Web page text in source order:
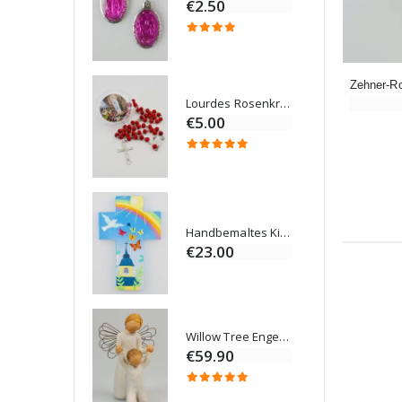
€2.50
Lourdes Rosenkranz Holz
€5.00
Handbemaltes Kinderkreuz Gottes Welt Vereint 14cm
€23.00
Willow Tree Engel Schutzengel (Guardian Angel) 14 cm
€59.90